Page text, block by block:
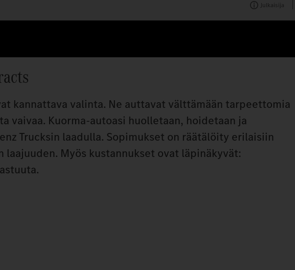
Julkaisija
kannattava valinta. Ne auttavat välttämään tarpeettomia
vaivaa. Kuorma-autoasi huolletaan, hoidetaan ja
Trucksin laadulla. Sopimukset on räätälöity erilaisiin
Myös kustannukset ovat läpinäkyvät: